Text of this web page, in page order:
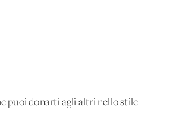
puoi donarti agli altri nello stile